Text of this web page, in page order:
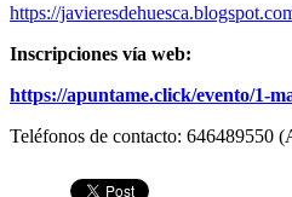
https://
Inscripciones vía web:
https://apuntame.click/evento/1-
Teléfonos de contacto: 646489550